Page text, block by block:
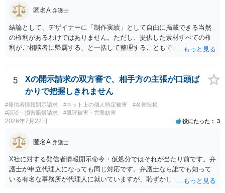
匿名A 弁護士
結論として、デザイナーに「制作実績」として自由に掲載できる当然
の権利があるわけではありません。ただし、提供した素材すべての権
利がご相談者に帰属する、と一括して整理することもできません。 ご
身が著作権者です。 他方、ブランド名、文字主体のロゴ、商品情報、
短いキャッチコピー、販売コンセプトなどは、通常、著作物には当た
りません。ただし、ロゴに独自の図形やイラスト等が含まれる場合に
は、その表現部分が著作物となる可能性があります。 また、人物写真
の著作権は撮影者に、肖像に関する権利は被写体本人に帰属します
（著作権法2条・17条）。 ウェブサイト全体に当然に著作権が生じる
等は別として、一般的なレイアウトや配色、依頼者から提供された素
材を希望に沿って配置した部分には、通常、著作物性は認められにく
いと考えられます。仮に具体的な画面構成の一部に創作性が認められ
ても、その権利は当該部分に限られ、ご相談者の写真や文章等を制作
実績として掲載する権限まで当然に生じるものではありません。 もっ
5
Xの開示請求の双方審で、相手方の主張が口頭ば
かりで把握しきれません
#発信者情報開示請求 #ネット上の個人特定被害
#名誉毀損
#訴訟・損害賠償請求
#風評被害・営業妨害
2026年7月22日 役にたった 3
匿名A 弁護士
X社に対する発信者情報開示命令・仮処分ではそれが当たり前です。弁
護士が申立代理人になっても同じ対応です。弁護士なら誰でも知って
いる有名な事務所が代理人に就いていますが、恥ずかしくないのだろ